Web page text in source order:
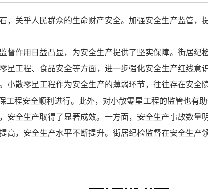
，关乎人民群众的生命财产安全。加强安全生产监管，
督作用日益凸显，为安全生产提供了坚实保障。街居纪
星工程、食品安全等方面，进一步强化安全生产红线意
小散零星工程作为安全生产的薄弱环节，往往存在安全
工程安全顺利进行。此外，对小散零星工程的监管也有
安全生产取得了显著成效。一方面，安全生产事故数量
高，安全生产水平不断提升。街居纪检监督在安全生产